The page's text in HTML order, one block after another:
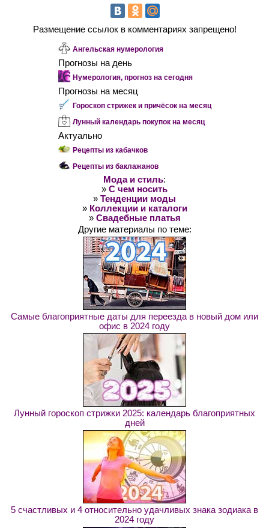
Размещение ссылок в комментариях запрещено!
Ангельская нумерология
Прогнозы на день
Нумерология, прогноз на сегодня
Прогнозы на месяц
Гороскоп стрижек и причёсок на месяц
Лунный календарь покупок на месяц
Актуально
Рецепты из кабачков
Рецепты из баклажанов
Мода и стиль:
» С чем носить
» Тенденции моды
» Коллекции и каталоги
» Свадебные платья
Другие материалы по теме:
Самые благоприятные даты для переезда в новый дом или
офис в 2024 году
Лунный гороскоп стрижки 2025: календарь благоприятных
дней
5 счастливых и 4 относительно удачливых знака зодиака в
2024 году